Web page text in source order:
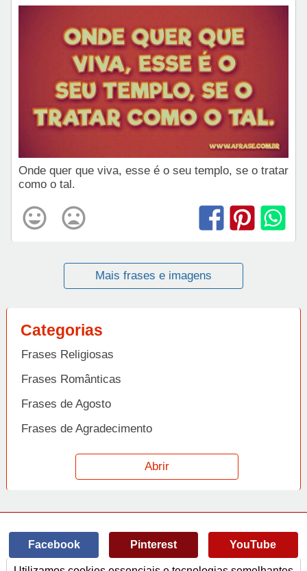
Onde quer que viva, esse é o seu templo, se o tratar
como o tal.
Mais frases e imagens
Categorias
Frases Religiosas
Frases Românticas
Frases de Agosto
Frases de Agradecimento
Frases de Amizade
Frases de Amor
Frases de Arrependimento
Abrir
Facebook Pinterest YouTube